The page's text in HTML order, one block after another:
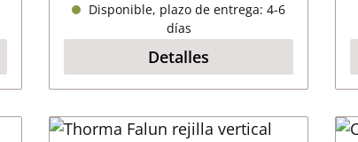
Disponible, plazo de entrega: 4-6
días
Detalles